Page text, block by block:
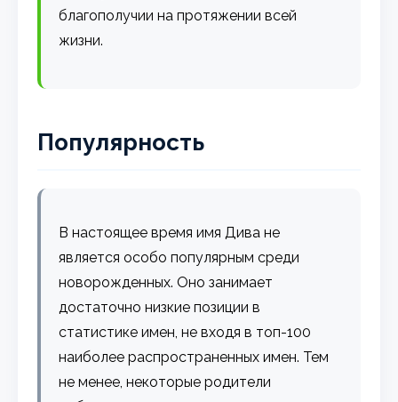
благополучии на протяжении всей
жизни.
Популярность
В настоящее время имя Дива не
является особо популярным среди
новорожденных. Оно занимает
достаточно низкие позиции в
статистике имен, не входя в топ-100
наиболее распространенных имен. Тем
не менее, некоторые родители